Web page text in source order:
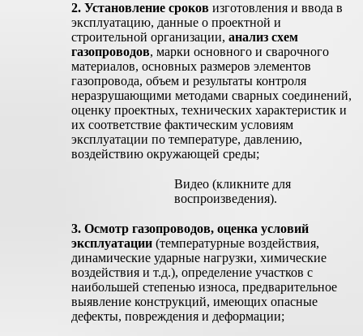
2. Установление сроков изготовления и ввода в
эксплуатацию, данные о проектной и
строительной организации, анализ схем
газопроводов, марки основного и сварочного
материалов, основных размеров элементов
газопровода, объем и результаты контроля
неразрушающими методами сварных соединений,
оценку проектных, технических характеристик и
их соответствие фактическим условиям
эксплуатации по температуре, давлению,
воздействию окружающей среды;
Видео (кликните для
воспроизведения).
3. Осмотр газопроводов, оценка условий
эксплуатации (температурные воздействия,
динамические ударные нагрузки, химические
воздействия и т.д.), определение участков с
наибольшей степенью износа, предварительное
выявление конструкций, имеющих опасные
дефекты, повреждения и деформации;